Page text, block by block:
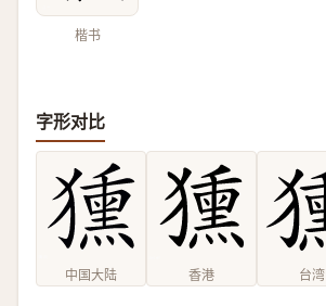
楷书
字形对比
中国大陆 香港 台湾